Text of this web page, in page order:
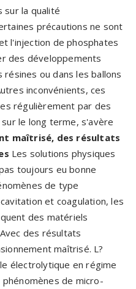
sur la qualité
précautions ne sont
l'injection de phosphates
des développements
ou dans les ballons
inconvénients, ces
régulièrement par des
le long terme, s'avère
maîtrisé, des résultats
Les solutions physiques
toujours eu bonne
de type
et coagulation, les
des matériels
des résultats
maîtrisé. L?
électrolytique en régime
de micro-